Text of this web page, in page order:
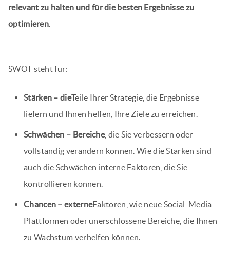
relevant zu halten und für die besten Ergebnisse zu
optimieren.
SWOT steht für:
Stärken – dieTeile Ihrer Strategie, die Ergebnisse
liefern und Ihnen helfen, Ihre Ziele zu erreichen.
Schwächen – Bereiche, die Sie verbessern oder
vollständig verändern können. Wie die Stärken sind
auch die Schwächen interne Faktoren, die Sie
kontrollieren können.
Chancen – externeFaktoren, wie neue Social-Media-
Plattformen oder unerschlossene Bereiche, die Ihnen
zu Wachstum verhelfen können.